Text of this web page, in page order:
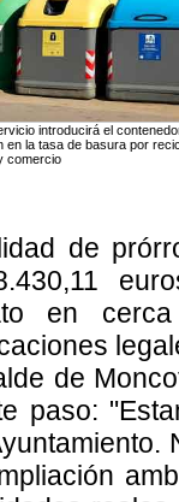
introducirá el
en la tasa de basura por
comercio
de
en
de
paso: